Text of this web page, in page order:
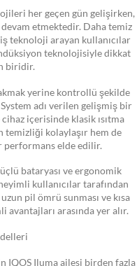
her geçen gün gelişirken,
etmektedir. Daha temiz
teknoloji arayan kullanıcılar
teknolojisiyle dikkat
biridir.
yerine kontrollü şekilde
adı verilen gelişmiş bir
içerisinde klasik ısıtma
temizliği kolaylaşır hem de
performans elde edilir.
bataryası ve ergonomik
kullanıcılar tarafından
pil ömrü sunması ve kısa
avantajları arasında yer alır.
IQOS Iluma ailesi birden fazla